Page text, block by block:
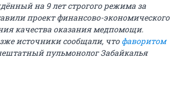
на 9 лет строгого режима за
проект финансово-экономического
качества оказания медпомощи.
источники сообщали, чтофаворитом
пульмонолог Забайкалья